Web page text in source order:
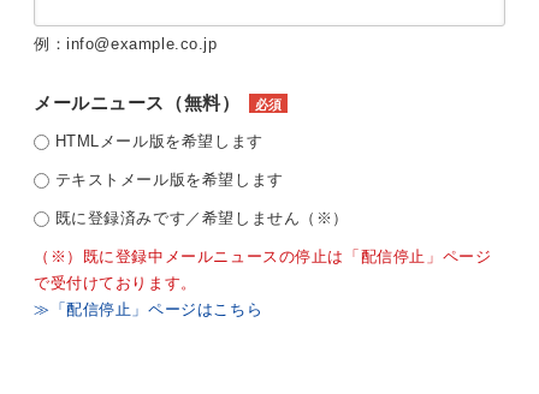
例：info@example.co.jp
メールニュース（無料） 必須
HTMLメール版を希望します
テキストメール版を希望します
既に登録済みです／希望しません（※）
（※）既に登録中メールニュースの停止は「配信停止」ページ
で受付けております。
≫「配信停止」ページはこちら